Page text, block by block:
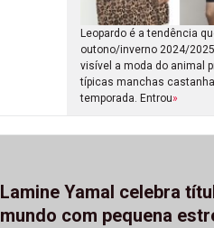
Leopardo é a tendência
outono/inverno 2024/
visível a moda do animal
típicas manchas
temporada. Entrou»
Lamine Yamal celebra
mundo com pequena